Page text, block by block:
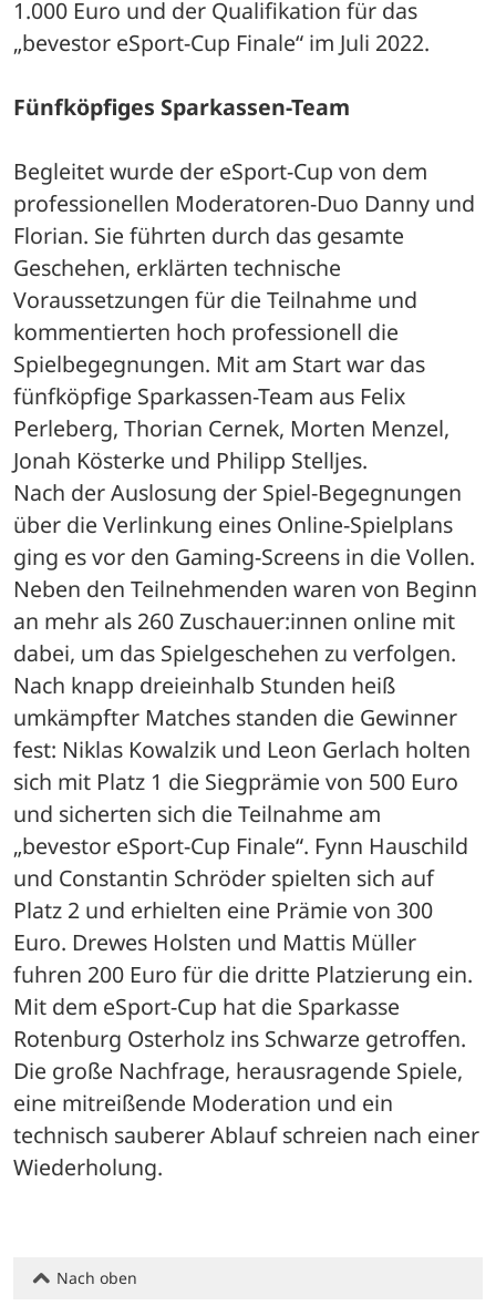
1.000 Euro und der Qualifikation für das
„bevestor eSport-Cup Finale“ im Juli 2022.
Fünfköpfiges Sparkassen-Team
Begleitet wurde der eSport-Cup von dem
professionellen Moderatoren-Duo Danny und
Florian. Sie führten durch das gesamte
Geschehen, erklärten technische
Voraussetzungen für die Teilnahme und
kommentierten hoch professionell die
Spielbegegnungen. Mit am Start war das
fünfköpfige Sparkassen-Team aus Felix
Perleberg, Thorian Cernek, Morten Menzel,
Jonah Kösterke und Philipp Stelljes.
Nach der Auslosung der Spiel-Begegnungen
über die Verlinkung eines Online-Spielplans
ging es vor den Gaming-Screens in die Vollen.
Neben den Teilnehmenden waren von Beginn
an mehr als 260 Zuschauer:innen online mit
dabei, um das Spielgeschehen zu verfolgen.
Nach knapp dreieinhalb Stunden heiß
umkämpfter Matches standen die Gewinner
fest: Niklas Kowalzik und Leon Gerlach holten
sich mit Platz 1 die Siegprämie von 500 Euro
und sicherten sich die Teilnahme am
„bevestor eSport-Cup Finale“. Fynn Hauschild
und Constantin Schröder spielten sich auf
Platz 2 und erhielten eine Prämie von 300
Euro. Drewes Holsten und Mattis Müller
fuhren 200 Euro für die dritte Platzierung ein.
Mit dem eSport-Cup hat die Sparkasse
Rotenburg Osterholz ins Schwarze getroffen.
Die große Nachfrage, herausragende Spiele,
eine mitreißende Moderation und ein
technisch sauberer Ablauf schreien nach einer
Wiederholung.
Nach oben